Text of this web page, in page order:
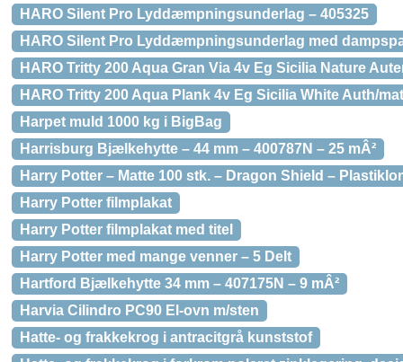
HARO Silent Pro Lyddæmpningsunderlag – 405325
HARO Silent Pro Lyddæmpningsunderlag med
HARO Tritty 200 Aqua Gran Via 4v Eg Sicilia Nature
HARO Tritty 200 Aqua Plank 4v Eg Sicilia White Auth/
Harpet muld 1000 kg i BigBag
Harrisburg Bjælkehytte – 44 mm – 400787N – 25 mÂ²
Harry Potter – Matte 100 stk. – Dragon Shield –
Harry Potter filmplakat
Harry Potter filmplakat med titel
Harry Potter med mange venner – 5 Delt
Hartford Bjælkehytte 34 mm – 407175N – 9 mÂ²
Harvia Cilindro PC90 El-ovn m/sten
Hatte- og frakkekrog i antracitgrå kunststof